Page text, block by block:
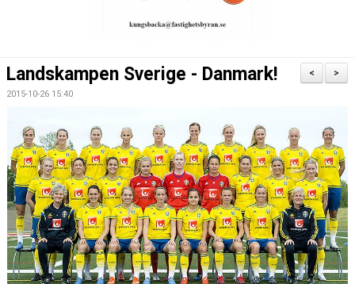
GÄSTBOK
BILDGALLERI
DOKUMENT
KONTAKT
MATCHER
MATCHREFERAT A-LAGET
>
<
Landskampen Sverige - Danmark!
2015-10-26 15:40